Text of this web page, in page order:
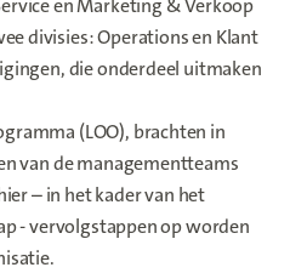
en Marketing & Verkoop
divisies: Operations en Klant
die onderdeel uitmaken
(LOO), brachten in
van de managementteams
– in het kader van het
- vervolgstappen op worden